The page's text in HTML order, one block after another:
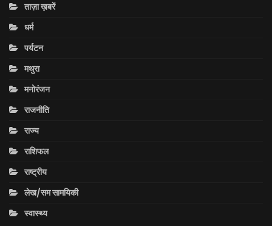
ताज़ा ख़बरें
धर्म
पर्यटन
मथुरा
मनोरंजन
राजनीति
राज्य
राशिफल
राष्ट्रीय
लेख/सम सामयिकी
स्वास्थ्य